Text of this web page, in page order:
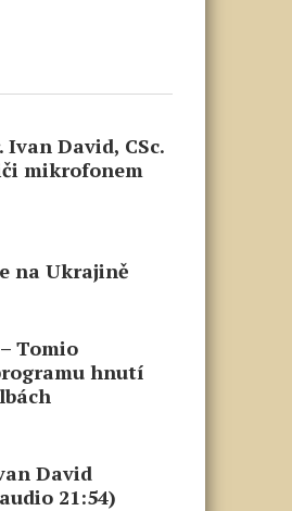
David, CSc.
mikrofonem
na Ukrajině
Tomio
hnutí
David
21:54)